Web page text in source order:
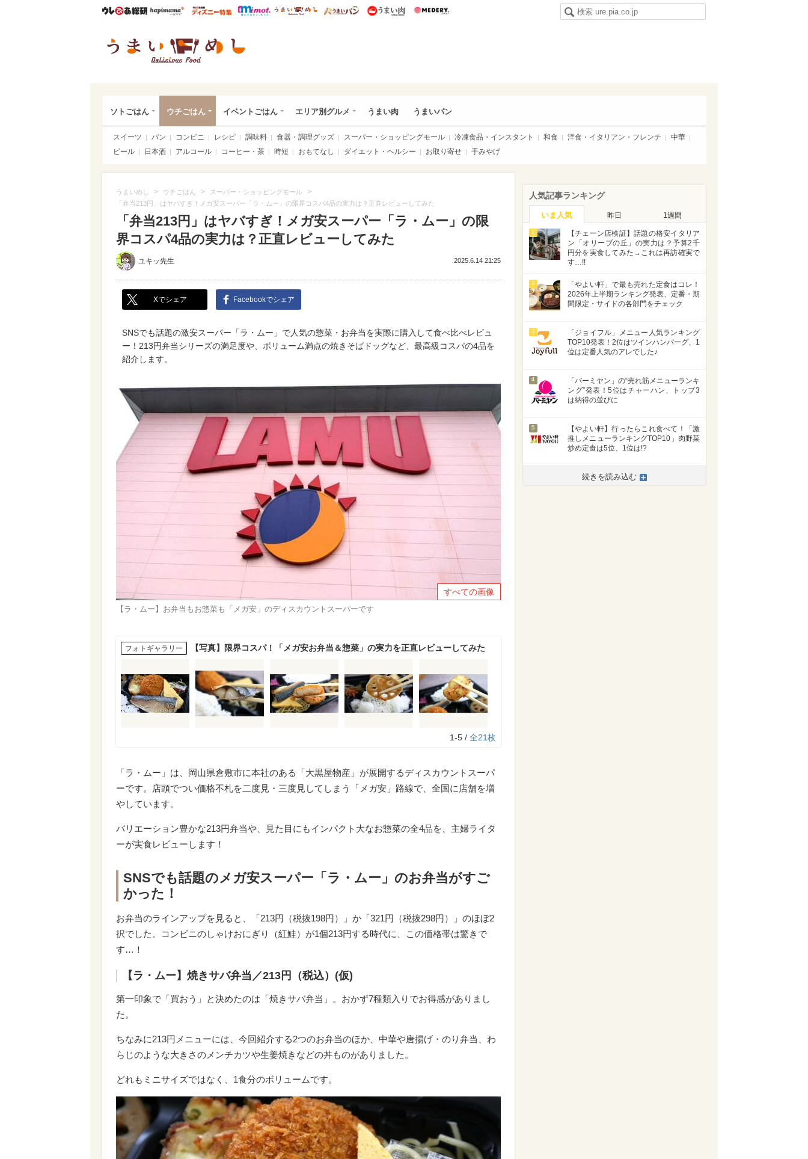
ウレぴあ総研ハピママ* ウレぴあ総研 ディズニー特集
mimot. うまいめし うまいパン うまい肉
ソトごはん ウチごはん イベントごはん エリア別グルメ うまい肉 うまいパン
スイーツ パン コンビニ レシピ 調味料 食器・調理グッズ スーパー・ショッピングモール 冷凍食品・インスタント 和食 洋食・イタリアン・フレンチ
中華
ビール
日本酒 アルコール コーヒー・茶 時短 おもてなし ダイエット・ヘルシー お取り寄せ 手みやげ
うまいめし > ウチごはん > スーパー・ショッピングモール >
「弁当213円」はヤバすぎ！メガ安スーパー「ラ・ムー」の限界コスパ4品の実力は？正直レビューしてみた
「弁当213円」はヤバすぎ！メガ安スーパー「ラ・ムー」の限
界コスパ4品の実力は？正直レビューしてみた
ユキッ先生 2025.6.14 21:25
Xでシェア Facebookでシェア
SNSでも話題の激安スーパー「ラ・ムー」で人気の惣菜・お弁当を実際に購入して食べ比べレビュ
ー！213円弁当シリーズの満足度や、ボリューム満点の焼きそばドッグなど、最高級コスパの4品を
紹介します。
すべての画像
【ラ・ムー】お弁当もお惣菜も「メガ安」のディスカウントスーパーです
フォトギャラリー 【写真】限界コスパ！「メガ安お弁当＆惣菜」の実力を正直レビューしてみた
1-5 / 全21枚
「ラ・ムー」は、岡山県倉敷市に本社のある「大黒屋物産」が展開するディスカウントスーパ
ーです。店頭でつい価格不札を二度見・三度見してしまう「メガ安」路線で、全国に店舗を増
やしています。
バリエーション豊かな213円弁当や、見た目にもインパクト大なお惣菜の全4品を、主婦ライタ
ーが実食レビューします！
SNSでも話題のメガ安スーパー「ラ・ムー」のお弁当がすご
かった！
お弁当のラインアップを見ると、「213円（税抜198円）」か「321円（税抜298円）」のほぼ2
択でした。コンビニのしゃけおにぎり（紅鮭）が1個213円する時代に、この価格帯は驚きで
す…！
【ラ・ムー】焼きサバ弁当／213円（税込）(仮)
第一印象で「買おう」と決めたのは「焼きサバ弁当」。おかず7種類入りでお得感がありまし
た。
ちなみに213円メニューには、今回紹介する2つのお弁当のほか、中華や唐揚げ・のり弁当、わ
らじのような大きさのメンチカツや生姜焼きなどの丼ものがありました。
どれもミニサイズではなく、1食分のボリュームです。
人気記事ランキング
いま人気 昨日 1週間
1
【チェーン店検証】話題の格安イタリア
ン「オリーブの丘」の実力は？予算2千
円分を実食してみた→これは再訪確実で
す…!!
2
「やよい軒」で最も売れた定食はコレ！
2026年上半期ランキング発表、定番・期
間限定・サイドの各部門をチェック
3
「ジョイフル」メニュー人気ランキング
TOP10発表！2位はツインハンバーグ、1
位は定番人気のアレでした♪
4
「バーミヤン」の“売れ筋メニューランキ
ング”発表！5位はチャーハン、トップ3
は納得の並びに
5
【やよい軒】行ったらこれ食べて！「激
推しメニューランキングTOP10」肉野菜
炒め定食は5位、1位は!?
続きを読み込む